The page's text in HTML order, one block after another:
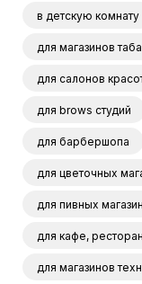
в детскую комнату
для магазинов
для салонов
для brows студий
для барбершопа
для цветочных
для пивных
для кафе,
для магазинов